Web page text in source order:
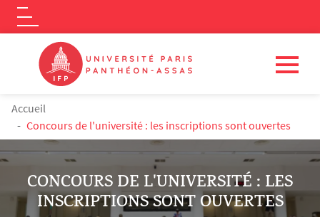
Aller au contenu principal
Logo
FIL D'ARIANE
Accueil
Concours de l'université : les inscriptions sont ouvertes
CONCOURS DE L'UNIVERSITÉ : LES
INSCRIPTIONS SONT OUVERTES